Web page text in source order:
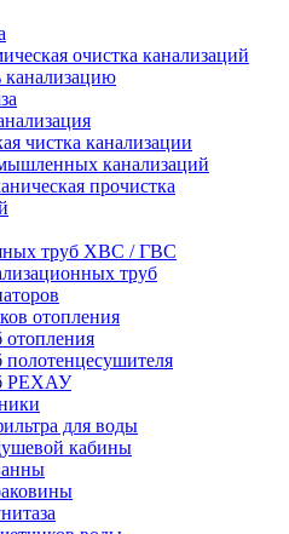
очистка канализаций
канализацию
чистка канализации
канализаций
прочистка
труб ХВС / ГВС
труб
отопления
отопления
полотенцесушителя
РЕХАУ
для воды
кабины